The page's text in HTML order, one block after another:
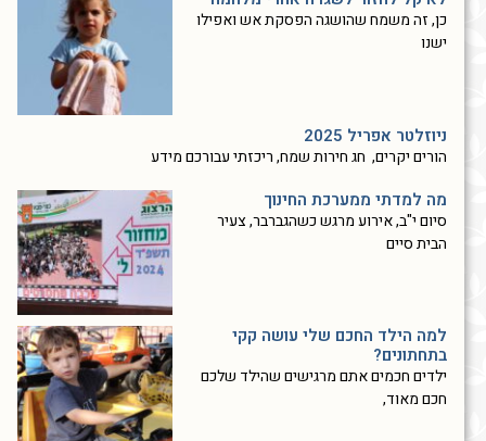
כן, זה משמח שהושגה הפסקת אש ואפילו
ישנו
ניוזלטר אפריל 2025
הורים יקרים, חג חירות שמח, ריכזתי עבורכם מידע
מה למדתי ממערכת החינוך
סיום י"ב, אירוע מרגש כשהגברבר, צעיר
הבית סיים
למה הילד החכם שלי עושה קקי
בתחתונים?
ילדים חכמים אתם מרגישים שהילד שלכם
חכם מאוד,